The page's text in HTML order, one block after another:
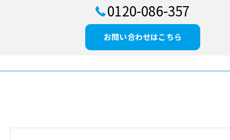
0120-086-357
お問い合わせはこちら